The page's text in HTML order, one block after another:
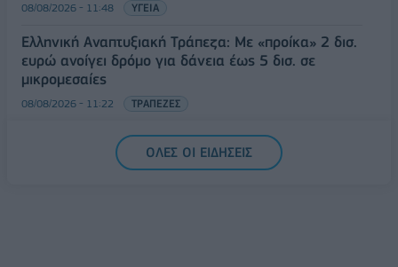
08/08/2026 - 11:48 ΥΓΕΙΑ
Ελληνική Αναπτυξιακή Τράπεζα: Με «προίκα» 2 δισ.
ευρώ ανοίγει δρόμο για δάνεια έως 5 δισ. σε
μικρομεσαίες
08/08/2026 - 11:22 ΤΡΑΠΕΖΕΣ
5G παντού, 6G στον ορίζοντα: Πού βρίσκεται η
Ελλάδα στη μεγάλη τεχνολογική μετάβαση
ΟΛΕΣ ΟΙ ΕΙΔΗΣΕΙΣ